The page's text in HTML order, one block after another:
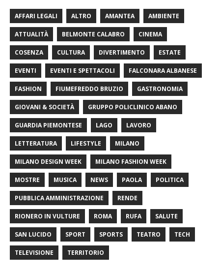
AFFARI LEGALI ALTRO AMANTEA AMBIENTE
ATTUALITÀ BELMONTE CALABRO CINEMA
COSENZA CULTURA DIVERTIMENTO ESTATE
EVENTI EVENTI E SPETTACOLI FALCONARA ALBANESE
FASHION FIUMEFREDDO BRUZIO GASTRONOMIA
GIOVANI & SOCIETÀ GRUPPO POLICLINICO ABANO
GUARDIA PIEMONTESE LAGO LAVORO
LETTERATURA LIFESTYLE MILANO
MILANO DESIGN WEEK MILANO FASHION WEEK
MOSTRE MUSICA NEWS PAOLA POLITICA
PUBBLICA AMMINISTRAZIONE RENDE
RIONERO IN VULTURE ROMA RUFA SALUTE
SAN LUCIDO SPORT SPORTS TEATRO TECH
TELEVISIONE TERRITORIO